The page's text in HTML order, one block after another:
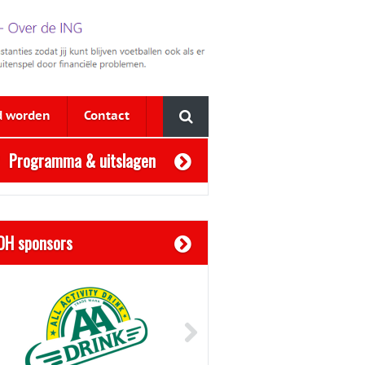
worden Contact
Programma & uitslagen
sponsors